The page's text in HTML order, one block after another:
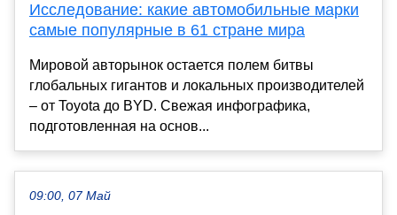
Исследование: какие автомобильные марки
самые популярные в 61 стране мира
Мировой авторынок остается полем битвы
глобальных гигантов и локальных производителей
– от Toyota до BYD. Свежая инфографика,
подготовленная на основ...
09:00, 07 Май